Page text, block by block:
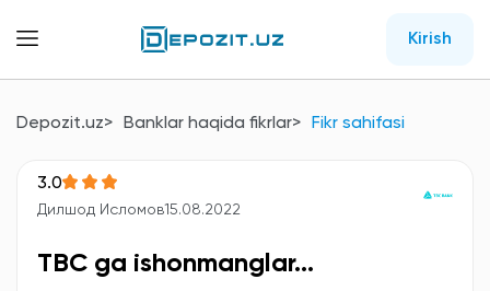
Kirish
Depozit.uz Banklar haqida fikrlar Fikr sahifasi
3.0
Дилшод Исломов15.08.2022
TBC ga ishonmanglar...